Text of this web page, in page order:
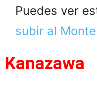
Puedes ver
subir al
Kanazawa